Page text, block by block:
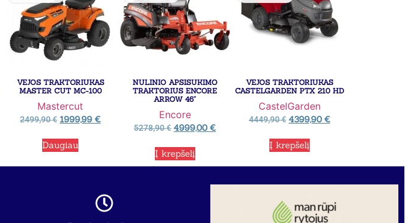
VEJOS TRAKTORIUKAS
MASTER CUT MC-100
Mastercut
2499,90€ 1999,99€
Daugiau
NULINIO APSISUKIMO
TRAKTORIUS ENCORE
ARROW 46”
Encore
5278,90€ 4999,00€
Į krepšelį
VEJOS TRAKTORIUKAS
CASTELGARDEN PTX 210 HD
CastelGarden
4449,90€ 4399,90€
Į krepšelį